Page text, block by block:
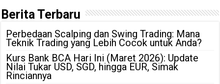
Berita Terbaru
Perbedaan Scalping dan Swing Trading: Mana
Teknik Trading yang Lebih Cocok untuk Anda?
Kurs Bank BCA Hari Ini (Maret 2026): Update
Nilai Tukar USD, SGD, hingga EUR, Simak
Rinciannya